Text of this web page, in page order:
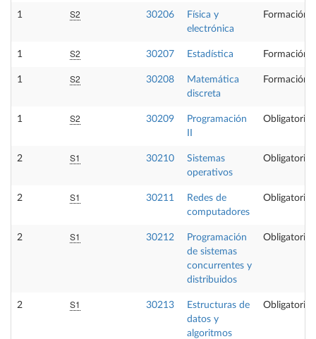
1 S2 30206
Física y
electrónica
Formación
1 S2 30207 Estadística Formación
1 S2 30208
Matemática
discreta
Formación
1 S2 30209
Programación
Obligatoria
2 S1 30210
Sistemas
operativos
Obligatoria
2 S1 30211
Redes de
computadores
Obligatoria
2 S1 30212
Programación
de sistemas
concurrentes y
distribuidos
Obligatoria
2 S1 30213
Estructuras de
datos y
algoritmos
Obligatoria